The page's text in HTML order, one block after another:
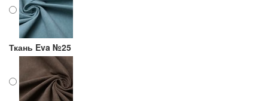
Ткань Eva №25